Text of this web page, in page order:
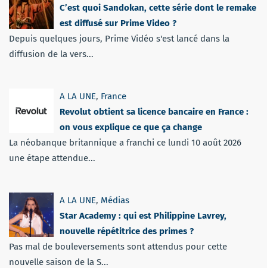
C’est quoi Sandokan, cette série dont le remake
est diffusé sur Prime Video ?
Depuis quelques jours, Prime Vidéo s'est lancé dans la
diffusion de la vers...
A LA UNE, France
Revolut obtient sa licence bancaire en France :
on vous explique ce que ça change
La néobanque britannique a franchi ce lundi 10 août 2026
une étape attendue...
A LA UNE, Médias
Star Academy : qui est Philippine Lavrey,
nouvelle répétitrice des primes ?
Pas mal de bouleversements sont attendus pour cette
nouvelle saison de la S...